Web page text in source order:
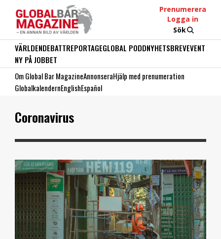
Prenumerera
Logga in
Sök
VÄRLDENDEBATTREPORTAGEGLOBAL PODDNYHETSBREVEVENT
NY PÅ JOBBET
Om Global Bar MagazineAnnonseraHjälp med prenumeration
GlobalkalendernEnglishEspañol
Coronavirus